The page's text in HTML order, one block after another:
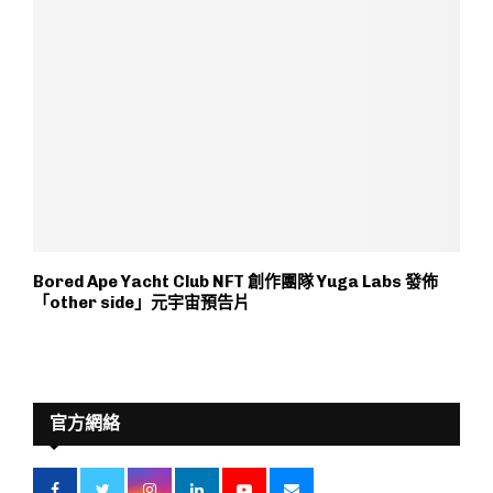
Bored Ape Yacht Club NFT 創作團隊 Yuga Labs 發佈
「other side」元宇宙預告片
官方網絡